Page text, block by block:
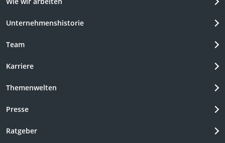
Unternehmenshistorie
Team
Karriere
Themenwelten
Presse
Ratgeber